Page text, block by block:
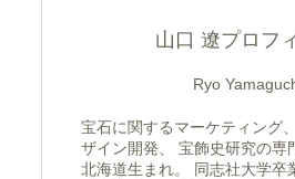
山口 遼プロフ
Ryo
宝石に関するマーケティング
ザイン開発、 宝飾史研究の専
北海道生まれ。 同志社大学卒